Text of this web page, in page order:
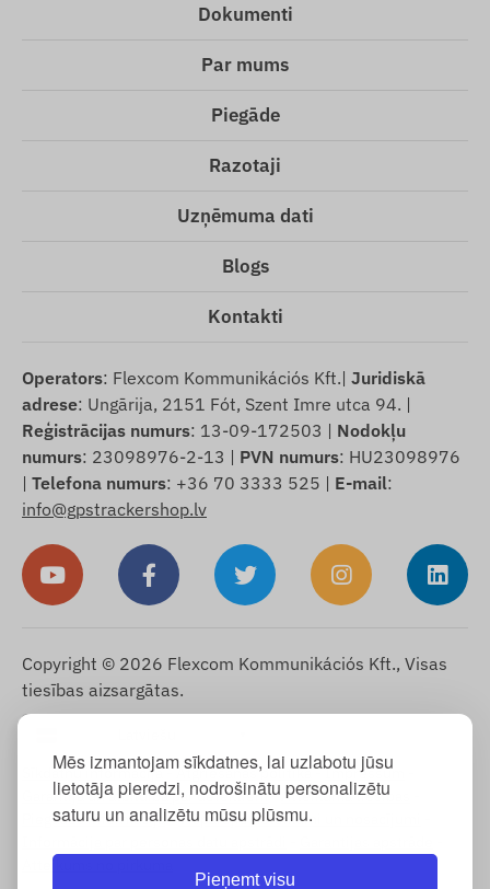
Mēs izmantojam sīkdatnes, lai uzlabotu jūsu
lietotāja pieredzi, nodrošinātu personalizētu
saturu un analizētu mūsu plūsmu.
Pieņemt visu
Dokumenti
Par mums
Piegāde
Razotaji
Uzņēmuma dati
Blogs
Kontakti
Operators: Flexcom Kommunikációs Kft.| Juridiskā
adrese: Ungārija, 2151 Fót, Szent Imre utca 94. |
Reģistrācijas numurs: 13-09-172503 | Nodokļu
numurs: 23098976-2-13 | PVN numurs: HU23098976
| Telefona numurs: +36 70 3333 525 | E-mail:
info@gpstrackershop.lv
Copyright © 2026 Flexcom Kommunikációs Kft., Visas
tiesības aizsargātas.
Sīkdatņu informācija-Atgriešanas politika-Impressum
Garantija un atbildība par defektiem- Atteikuma tiesības
Piegādes informācija-Vispārējie noteikumi un nosacījumi
Atteikums no pirkuma